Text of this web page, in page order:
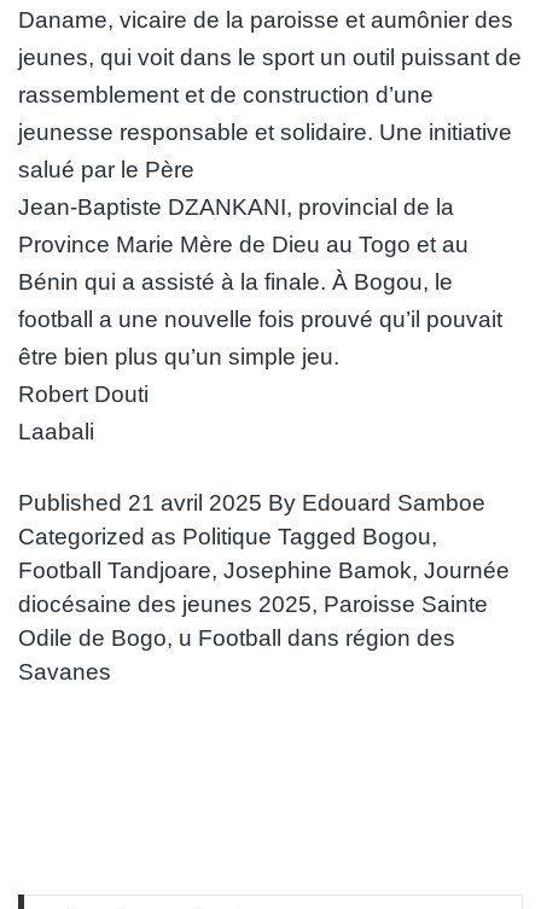
Daname, vicaire de la paroisse et aumônier des
jeunes, qui voit dans le sport un outil puissant de
rassemblement et de construction d’une
jeunesse responsable et solidaire. Une initiative
salué par le Père
Jean-Baptiste DZANKANI, provincial de la
Province Marie Mère de Dieu au Togo et au
Bénin qui a assisté à la finale. À Bogou, le
football a une nouvelle fois prouvé qu’il pouvait
être bien plus qu’un simple jeu.
Robert Douti
Laabali
Published 21 avril 2025 By Edouard Samboe
Categorized as Politique Tagged Bogou,
Football Tandjoare, Josephine Bamok, Journée
diocésaine des jeunes 2025, Paroisse Sainte
Odile de Bogo, u Football dans région des
Savanes